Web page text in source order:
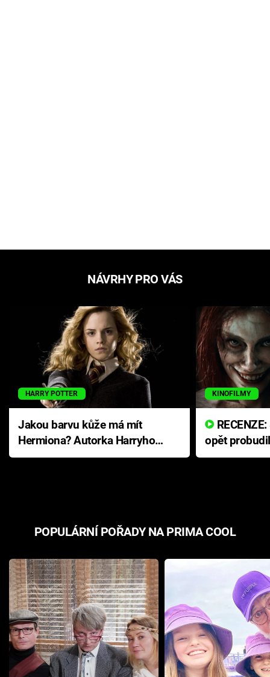
NÁVRHY PRO VÁS
HARRY POTTER
Jakou barvu kůže má mít
Hermiona? Autorka Harryho
Pottera přišla s ráznou
KINOFILMY
opět
přichází s
POPULÁRNÍ POŘADY NA PRIMA COOL